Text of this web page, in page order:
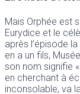
Mais Orphée est
Eurydice et le
après l’épisode
en a un fils,
son nom signifie
en cherchant à
inconsolable, va